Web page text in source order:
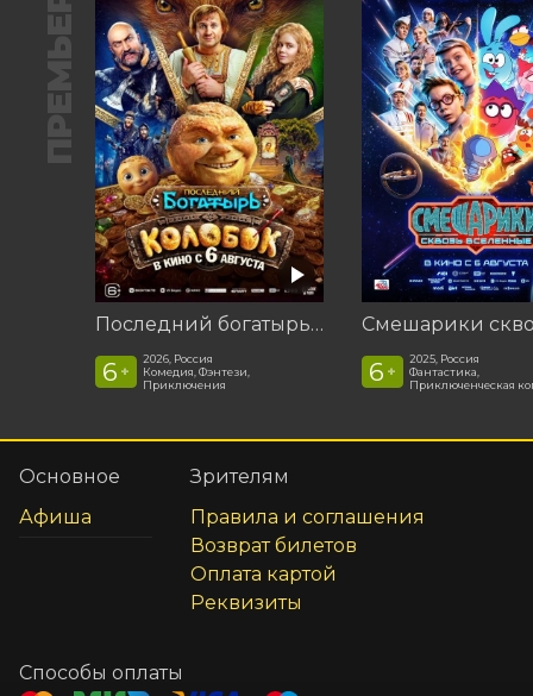
ПРЕМЬЕРА
Последний богатырь. Колобок
6 +
2026, Россия
Комедия, Фэнтези,
Приключения
6 +
2025, Россия
Фантастика,
Приключенческая
Основное
Афиша
Зрителям
Правила и соглашения
Возврат билетов
Оплата картой
Реквизиты
Способы оплаты